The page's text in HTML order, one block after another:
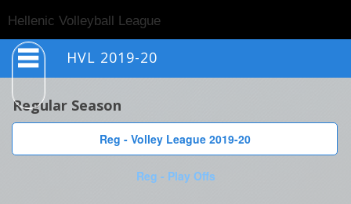
Hellenic Volleyball League
HVL 2019-20
Regular Season
Reg - Volley League 2019-20
Reg - Play Offs